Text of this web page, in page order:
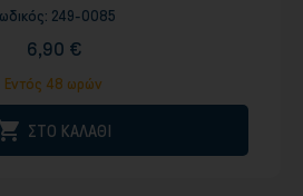
249-0085
6,90 €
Εντός 48 ωρών
ΣΤΟ ΚΑΛΑΘΙ